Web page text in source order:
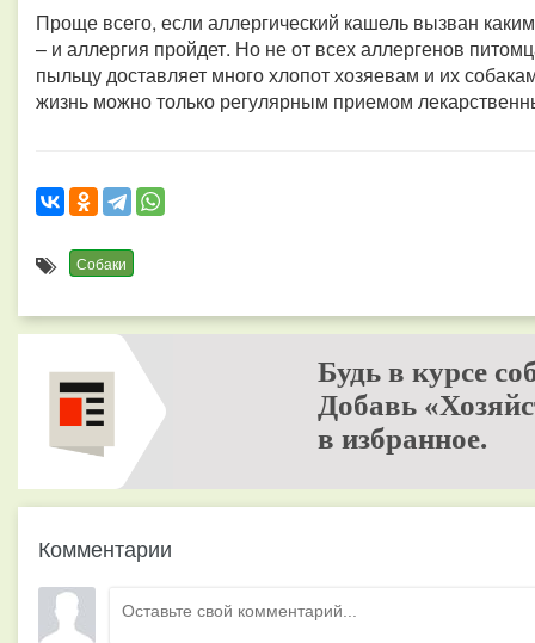
Проще всего, если аллергический кашель вызван
– и аллергия пройдет. Но не от всех аллергенов
пыльцу доставляет много хлопот хозяевам и их
жизнь можно только регулярным приемом
Собаки
Будь в курсе
Добавь
в избранное.
Комментарии